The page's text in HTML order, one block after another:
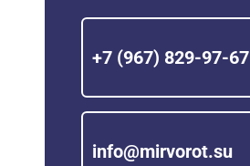
+7 (967) 829-97-67
info@mirvorot.su